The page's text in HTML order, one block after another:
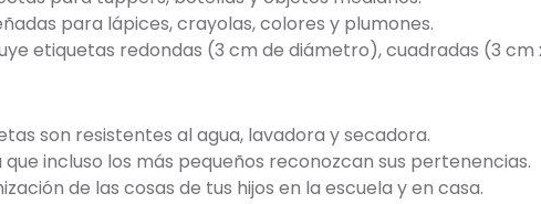
para lápices, crayolas, colores y plumones.
etiquetas redondas (3 cm de diámetro), cuadradas (3
son resistentes al agua, lavadora y secadora.
que incluso los más pequeños reconozcan sus pertenencias.
de las cosas de tus hijos en la escuela y en casa.